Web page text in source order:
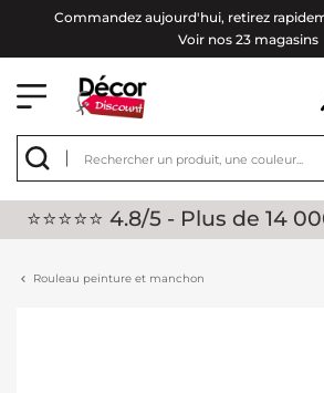
Commandez aujourd'hui, retirez
Voir nos 23 magasins
⭐⭐⭐⭐⭐ 4.8/5 - Plus de 14
Rouleau peinture et manchon